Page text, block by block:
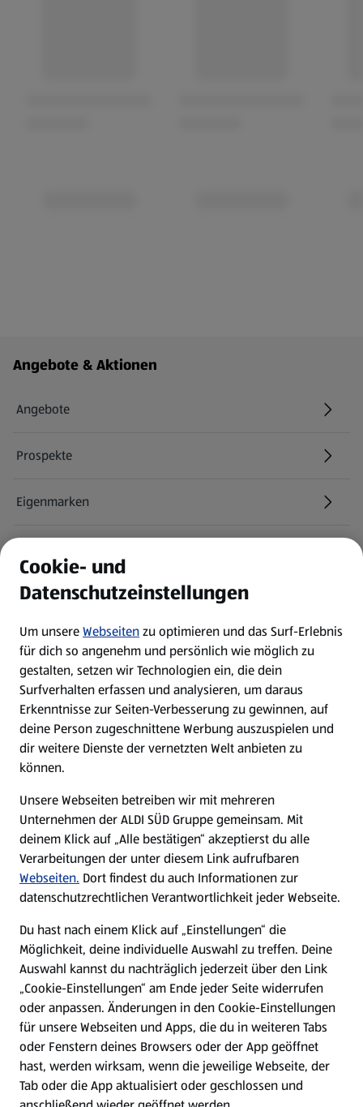
Fußzeilenmenü - weitere Links
Angebote & Aktionen
Angebote
Prospekte
Eigenmarken
Newsletter
WhatsApp
Über ALDI SÜD
Filialen
Nachhaltigkeit
Karriere
Presse
Hilfe & Kontakt
(öffnet in einem neuen Tab)
Unternehmen
Folge uns hier:
Cookie- und
Datenschutzeinstellungen
Um unsereWebseitenzu optimieren und das Surf-Erlebnis
für dich so angenehm und persönlich wie möglich zu
gestalten, setzen wir Technologien ein, die dein
Surfverhalten erfassen und analysieren, um daraus
Erkenntnisse zur Seiten-Verbesserung zu gewinnen, auf
deine Person zugeschnittene Werbung auszuspielen und
dir weitere Dienste der vernetzten Welt anbieten zu
können.
Unsere Webseiten betreiben wir mit mehreren
Unternehmen der ALDI SÜD Gruppe gemeinsam. Mit
deinem Klick auf „Alle bestätigen“ akzeptierst du alle
Verarbeitungen der unter diesem Link aufrufbaren
Webseiten. Dort findest du auch Informationen zur
datenschutzrechtlichen Verantwortlichkeit jeder Webseite.
Du hast nach einem Klick auf „Einstellungen“ die
Möglichkeit, deine individuelle Auswahl zu treffen. Deine
Auswahl kannst du nachträglich jederzeit über den Link
„Cookie-Einstellungen“ am Ende jeder Seite widerrufen
oder anpassen. Änderungen in den Cookie-Einstellungen
für unsere Webseiten und Apps, die du in weiteren Tabs
oder Fenstern deines Browsers oder der App geöffnet
hast, werden wirksam, wenn die jeweilige Webseite, der
Tab oder die App aktualisiert oder geschlossen und